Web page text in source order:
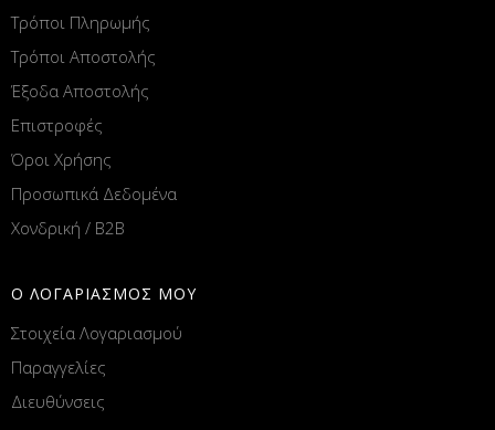
Τρόποι Πληρωμής
Τρόποι Αποστολής
Έξοδα Αποστολής
Επιστροφές
Όροι Χρήσης
Προσωπικά Δεδομένα
Χονδρική / B2B
Ο ΛΟΓΑΡΙΑΣΜΟΣ ΜΟΥ
Στοιχεία Λογαριασμού
Παραγγελίες
Διευθύνσεις